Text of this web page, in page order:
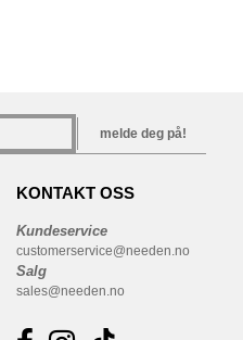
melde deg på!
KONTAKT OSS
Kundeservice
customerservice@needen.no
Salg
sales@needen.no